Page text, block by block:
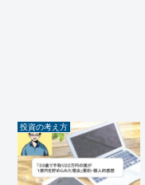
投資の考え方